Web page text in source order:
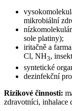
mikrobiální
sole platiny);
iritačně a
Cl, NH3,
syntetické
dezinfekční
Rizikové činnosti:
zdravotníci, inhalace